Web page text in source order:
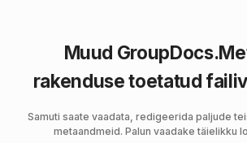
Muud
rakenduse toetatud
Samuti saate vaadata, redigeerida paljude
metaandmeid. Palun vaadake täielikku